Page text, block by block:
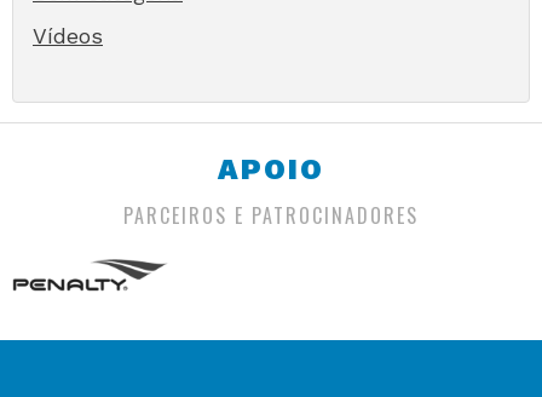
Vídeos
APOIO
PARCEIROS E PATROCINADORES